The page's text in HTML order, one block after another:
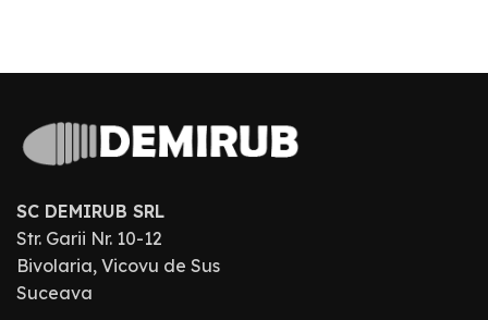
SC DEMIRUB SRL
Str. Garii Nr. 10-12
Bivolaria, Vicovu de Sus
Suceava